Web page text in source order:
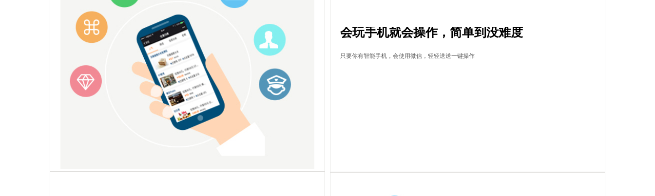
会玩手机就会操作，简单到没难度
只要你有智能手机，会使用微信，轻轻送送一键操作